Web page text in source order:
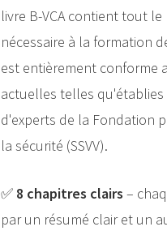
livre B-VCA contient tout
nécessaire à la formation
est entièrement conforme
actuelles telles
d'experts de la Fondation
la sécurité (SSVV).
✅ 8 chapitres clairs –
par un résumé clair et un